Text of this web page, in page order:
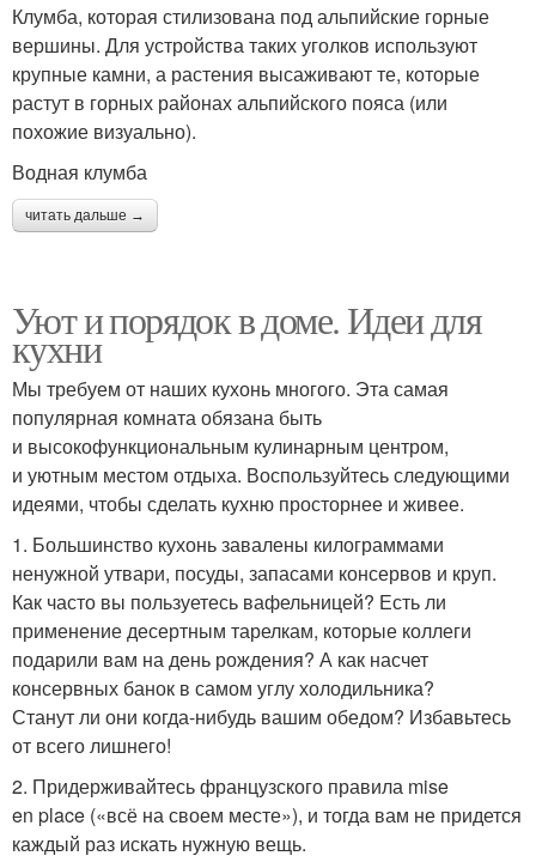
Клумба, которая стилизована под альпийские горные
вершины. Для устройства таких уголков используют
крупные камни, а растения высаживают те, которые
растут в горных районах альпийского пояса (или
похожие визуально).
Водная клумба
читать дальше →
Уют и порядок в доме. Идеи для
кухни
Мы требуем от наших кухонь многого. Эта самая
популярная комната обязана быть
и высокофункциональным кулинарным центром,
и уютным местом отдыха. Воспользуйтесь следующими
идеями, чтобы сделать кухню просторнее и живее.
1. Большинство кухонь завалены килограммами
ненужной утвари, посуды, запасами консервов и круп.
Как часто вы пользуетесь вафельницей? Есть ли
применение десертным тарелкам, которые коллеги
подарили вам на день рождения? А как насчет
консервных банок в самом углу холодильника?
Станут ли они когда-нибудь вашим обедом? Избавьтесь
от всего лишнего!
2. Придерживайтесь французского правила mise
en place («всё на своем месте»), и тогда вам не придется
каждый раз искать нужную вещь.